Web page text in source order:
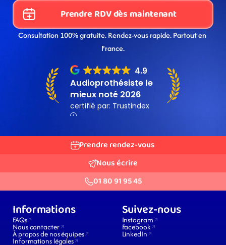
Prendre RDV dès maintenant
Consultation 100% gratuite. Rendez-vous rapide. Partout en
France.
Prendre rendez-vous
Nous écrire
01 80 91 95 45
Informations
FAQs
Nous contacter
À propos de nos équipes
Informations légales
Suivez-nous
Instagram
Facebook
LinkedIn